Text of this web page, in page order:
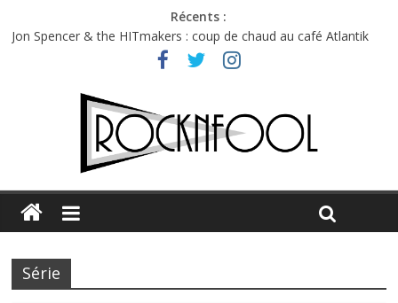
Récents :
Charlie Puth à l’Olympia : la leçon de pop du Professeur Puth
Jon Spencer & the HITmakers : coup de chaud au café Atlantik
Hellfest 2026 vendredi : température et émotions en hausse
Première édition du Midgard Festival : entre bière, métal et
Série